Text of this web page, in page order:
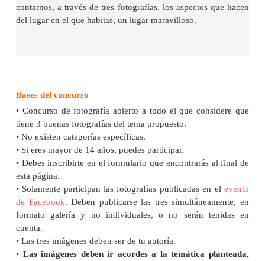
contarnos, a través de tres fotografías, los aspectos que hacen
del lugar en el que habitas, un lugar maravilloso.
Bases del concurso
• Concurso de fotografía abierto a todo el que considere que
tiene 3 buenas fotografías del tema propuesto.
• No existen categorías específicas.
• Si eres mayor de 14 años, puedes participar.
• Debes inscribirte en el formulario que encontrarás al final de
esta página.
• Solamente participan las fotografías publicadas en elevento
de Facebook. Deben publicarse las tres simultáneamente, en
formato galería y no individuales, o no serán tenidas en
cuenta.
• Las tres imágenes deben ser de tu autoría.
• Las imágenes deben ir acordes a la temática planteada,